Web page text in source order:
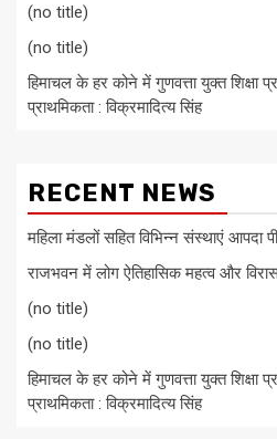
(no title)
(no title)
हिमाचल के हर कोने में गुणवत्ता युक्त शिक्षा
प्राथमिकता : विक्रमादित्य सिंह
RECENT NEWS
महिला मंडलों सहित विभिन्न संस्थाएं आपदा
राजभवन में लोग ऐतिहासिक महत्व और
(no title)
(no title)
हिमाचल के हर कोने में गुणवत्ता युक्त शिक्षा
प्राथमिकता : विक्रमादित्य सिंह